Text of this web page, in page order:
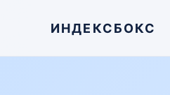
ИНДЕКСБОКС